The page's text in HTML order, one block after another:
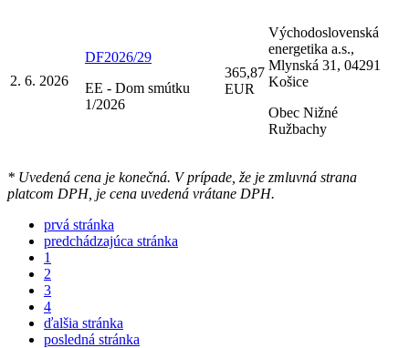
2. 6. 2026
DF2026/29
EE - Dom smútku
1/2026
365,87
EUR
Východoslovenská
energetika a.s.,
Mlynská 31, 04291
Košice
Obec Nižné
Ružbachy
* Uvedená cena je konečná. V prípade, že je zmluvná strana
platcom DPH, je cena uvedená vrátane DPH.
prvá stránka
predchádzajúca stránka
1
2
3
4
ďalšia stránka
posledná stránka